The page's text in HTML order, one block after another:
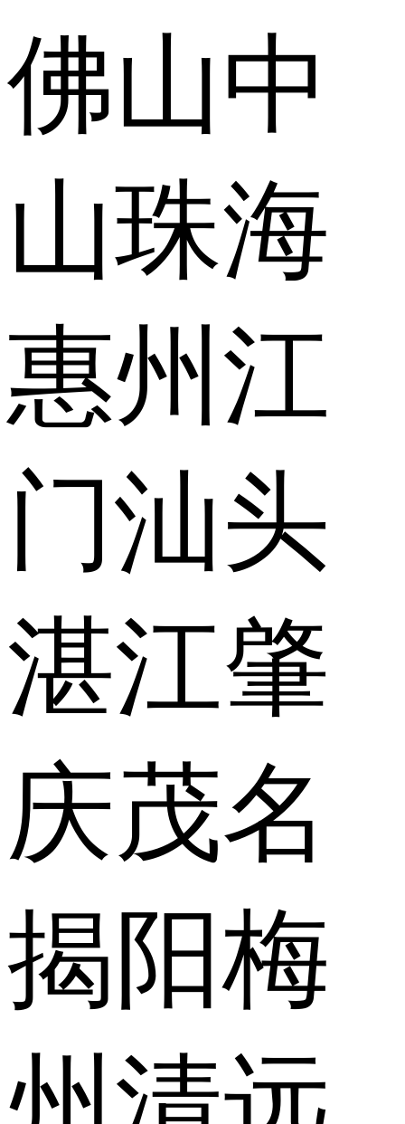
佛山中
山珠海
惠州 江
门汕头
湛江肇
庆茂名
揭阳梅